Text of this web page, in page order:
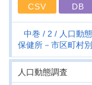
CSV DB
中巻 2
人口動
保健所－市区町村別
人口動態調査